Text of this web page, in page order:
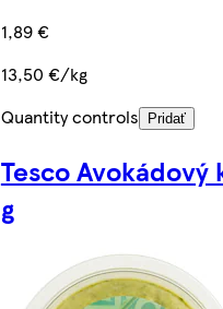
1,89 €
13,50 €/kg
Quantity controls
Pridať
Tesco Avokádový
g